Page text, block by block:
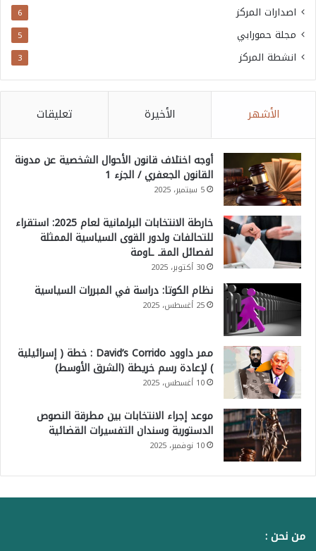
اصدارات المركز 6
مجلة حمورابي 5
انشطة المركز 3
الأشهر الأخيرة تعليقات
أوجه اختلاف قانون الأحوال الشخصية عن مدونة
القانون الجعفري / الجزء 1
5 سبتمبر، 2025
خارطة الانتخابات البرلمانية لعام 2025: استقراء
للتحالفات ولدور القوى السياسية الممثلة
لفصائل المقـ ـاومة
30 أكتوبر، 2025
نظام الكوتا: دراسة في المبررات السياسية
25 أغسطس، 2025
ممر داوود David’s Corrido : خطة ( إسرائيلية
) لإعادة رسم خريطة (الشرق الأوسط)
10 أغسطس، 2025
موعد إجراء الانتخابات بين مطرقة النصوص
الدستورية وسندان التفسيرات القضائية
10 نوفمبر، 2025
من نحن :